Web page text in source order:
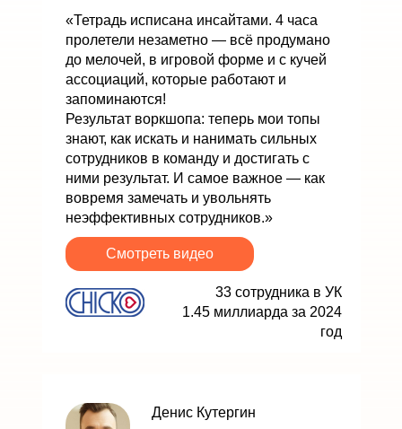
«Тетрадь исписана инсайтами. 4 часа
пролетели незаметно — всё продумано
до мелочей, в игровой форме и с кучей
ассоциаций, которые работают и
запоминаются!
Результат воркшопа: теперь мои топы
знают, как искать и нанимать сильных
сотрудников в команду и достигать с
ними результат. И самое важное — как
вовремя замечать и увольнять
неэффективных сотрудников.»
33 сотрудника в УК
1.45 миллиарда за 2024
год
Денис Кутергин
Смотреть видео